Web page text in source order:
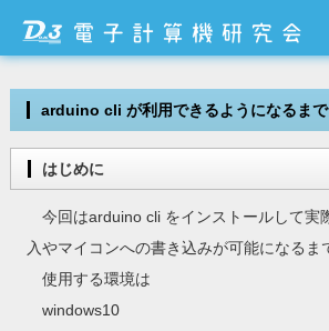
arduino cli が利用できるようになるまで
はじめに
今回はarduino cli をインストールして実
入やマイコンへの書き込みが可能になるま
使用する環境は
windows10